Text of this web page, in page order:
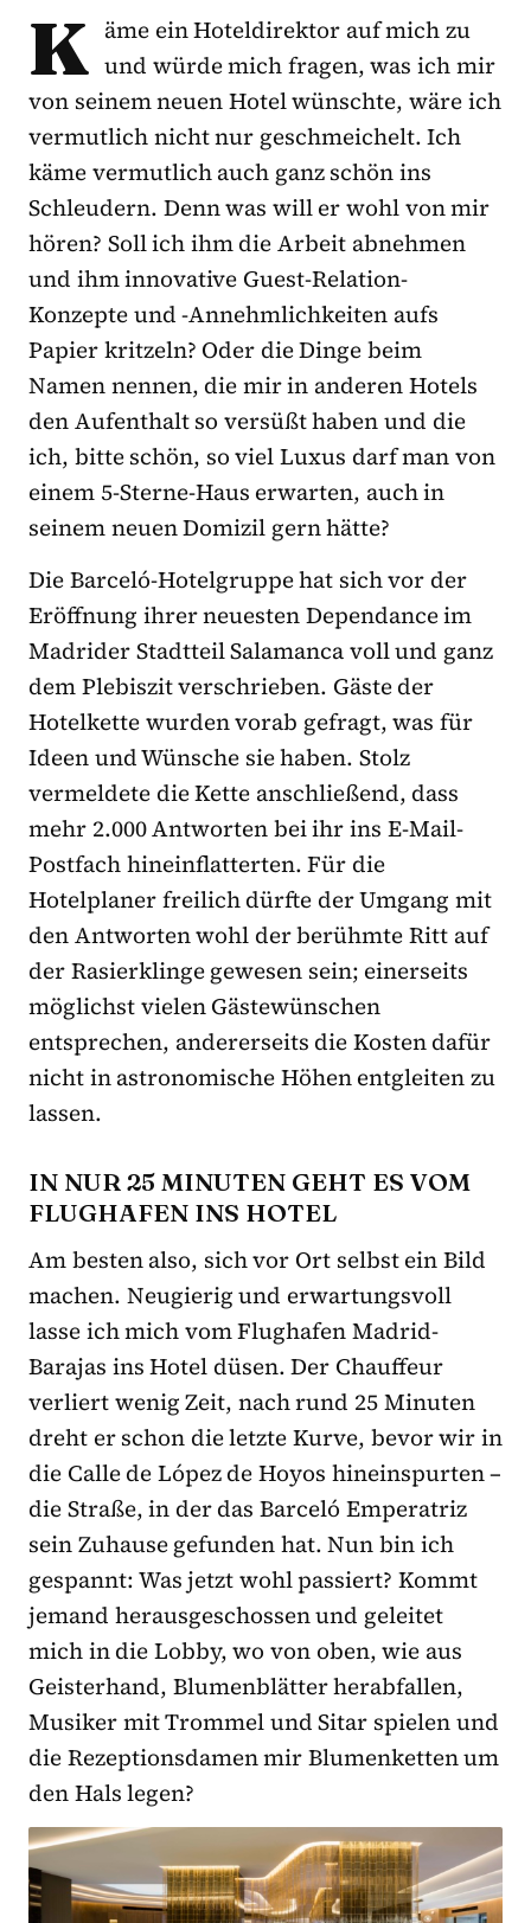
K äme ein Hoteldirektor auf mich zu
und würde mich fragen, was ich mir
von seinem neuen Hotel wünschte, wäre ich
vermutlich nicht nur geschmeichelt. Ich
käme vermutlich auch ganz schön ins
Schleudern. Denn was will er wohl von mir
hören? Soll ich ihm die Arbeit abnehmen
und ihm innovative Guest-Relation-
Konzepte und -Annehmlichkeiten aufs
Papier kritzeln? Oder die Dinge beim
Namen nennen, die mir in anderen Hotels
den Aufenthalt so versüßt haben und die
ich, bitte schön, so viel Luxus darf man von
einem 5-Sterne-Haus erwarten, auch in
seinem neuen Domizil gern hätte?
Die Barceló-Hotelgruppe hat sich vor der
Eröffnung ihrer neuesten Dependance im
Madrider Stadtteil Salamanca voll und ganz
dem Plebiszit verschrieben. Gäste der
Hotelkette wurden vorab gefragt, was für
Ideen und Wünsche sie haben. Stolz
vermeldete die Kette anschließend, dass
mehr 2.000 Antworten bei ihr ins E-Mail-
Postfach hineinflatterten. Für die
Hotelplaner freilich dürfte der Umgang mit
den Antworten wohl der berühmte Ritt auf
der Rasierklinge gewesen sein; einerseits
möglichst vielen Gästewünschen
entsprechen, andererseits die Kosten dafür
nicht in astronomische Höhen entgleiten zu
lassen.
IN NUR 25 MINUTEN GEHT ES VOM
FLUGHAFEN INS HOTEL
Am besten also, sich vor Ort selbst ein Bild
machen. Neugierig und erwartungsvoll
lasse ich mich vom Flughafen Madrid-
Barajas ins Hotel düsen. Der Chauffeur
verliert wenig Zeit, nach rund 25 Minuten
dreht er schon die letzte Kurve, bevor wir in
die Calle de López de Hoyos hineinspurten –
die Straße, in der das Barceló Emperatriz
sein Zuhause gefunden hat. Nun bin ich
gespannt: Was jetzt wohl passiert? Kommt
jemand herausgeschossen und geleitet
mich in die Lobby, wo von oben, wie aus
Geisterhand, Blumenblätter herabfallen,
Musiker mit Trommel und Sitar spielen und
die Rezeptionsdamen mir Blumenketten um
den Hals legen?